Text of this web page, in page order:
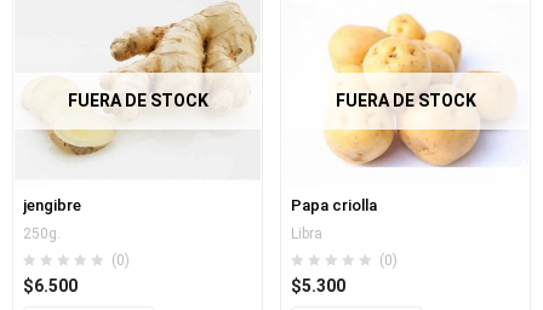
FUERA DE STOCK
jengibre
250g.
(0)
$6.500
FUERA DE STOCK
Papa criolla
Libra
(0)
$5.300